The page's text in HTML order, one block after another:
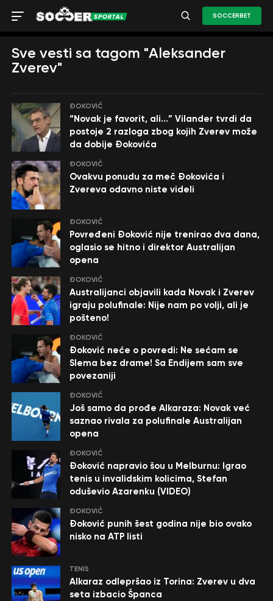
SOCCERBET
Sve vesti sa tagom "Aleksander
Zverev"
ĐOKOVIĆ
“Novak je favorit, ali…” Vilander tvrdi da
postoje 2 razloga zbog kojih Zverev može
da dobije Đokovića
ĐOKOVIĆ
Ovakvu ponudu za meč Đokovića i
Zvereva odavno niste videli
ĐOKOVIĆ
Povređeni Đoković nije trenirao dva dana,
oglasio se hitno i direktor Australijan
opena
ĐOKOVIĆ
Australijanci objavili kada Novak i Zverev
igraju polufinale: Nije nam po volji, ali je
pošteno!
ĐOKOVIĆ
Đoković neće o povredi: Ne sećam se
Slema bez drame! Sa Endijem sam sve
povezaniji
ĐOKOVIĆ
Još samo da prođe Alkaraza: Novak već
saznao rivala za polufinale Australijan
opena
ĐOKOVIĆ
Đoković napravio šou u Melburnu: Igrao
tenis u invalidskim kolicima, Stefan
oduševio Azarenku (VIDEO)
ĐOKOVIĆ
Đoković punih šest godina nije bio ovako
nisko na ATP listi
TENIS
Alkaraz odlepršao iz Torina: Zverev u dva
seta izbacio Španca